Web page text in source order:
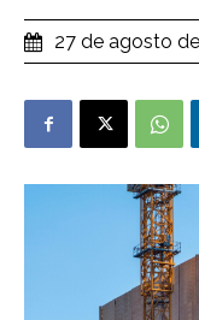
27 de agosto